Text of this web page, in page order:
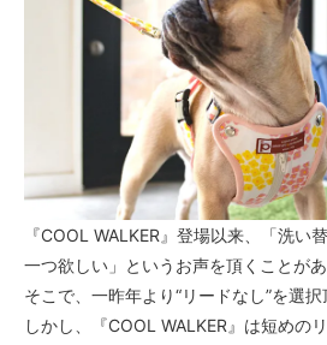
『COOL WALKER』登場以来、「洗い
一つ欲しい」というお声を頂くことがあ
そこで、一昨年より“リードなし”を選択
しかし、『COOL WALKER』は短めの